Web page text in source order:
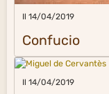
Il 14/04/2019
Confucio
Il 14/04/2019